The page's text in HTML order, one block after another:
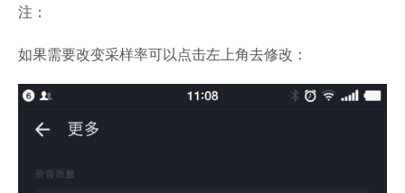
注：
如果需要改变采样率可以点击左上角去修改：